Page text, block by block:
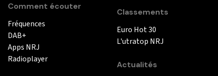
Comment écouter
Fréquences
DAB+
Apps NRJ
Radioplayer
Classements
Euro Hot 30
L'utratop NRJ
Actualités